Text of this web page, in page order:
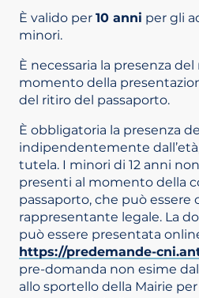
È valido per 10 anni per gli
minori.
È necessaria la presenza
momento della
del ritiro del passaporto.
È obbligatoria la presenza
indipendentemente
tutela. I minori di 12 anni
presenti al momento della
passaporto, che può essere
rappresentante legale. La
può essere presentata
https://predemande-
pre-domanda non esime
allo sportello della Mairie